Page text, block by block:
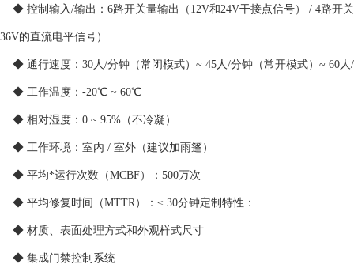
◆ 控制输入/输出：6路开关量输出（12V和24V干接点信号） / 4路开
36V的直流电平信号）
◆ 通行速度：30人/分钟（常闭模式）~ 45人/分钟（常开模式）~ 60人
◆ 工作温度：-20℃ ~ 60℃
◆ 相对湿度：0 ~ 95%（不冷凝）
◆ 工作环境：室内 / 室外（建议加雨篷）
◆ 平均*运行次数（MCBF）：500万次
◆ 平均修复时间（MTTR）：≤ 30分钟定制特性：
◆ 材质、表面处理方式和外观样式尺寸
◆ 集成门禁控制系统